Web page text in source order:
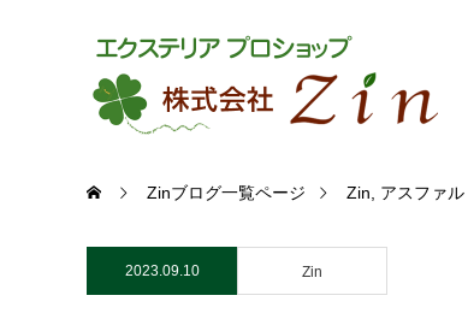
Zinブログ一覧ページ Zin アスファル
2023.09.10 Zin